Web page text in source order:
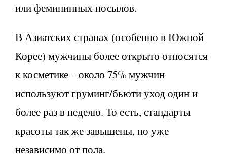
или фемининных посылов.
В Азиатских странах (особенно в Южной
Корее) мужчины более открыто относятся
к косметике – около 75% мужчин
используют груминг/бьюти уход один и
более раз в неделю. То есть, стандарты
красоты так же завышены, но уже
независимо от пола.